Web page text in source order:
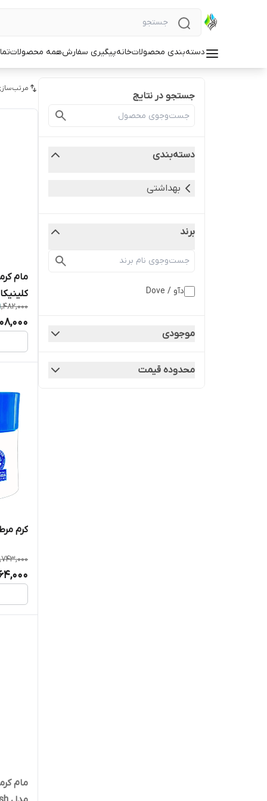
دسته‌بندی محصولاتخانهپیگیری سفارشهمه محصولات
جستجو در نتایج
دسته‌بندی
بهداشتی
برند
دآو / Dove
موجودی
محدوده قیمت
مام
48H، وزن 48 گرم
1,482,000
کرم
مام